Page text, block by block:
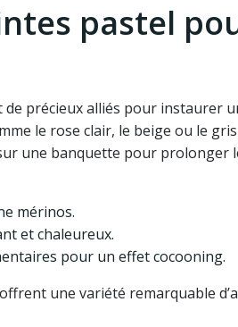
pastel
de précieux alliés pour instaurer
le rose clair, le beige ou le
une banquette pour prolonger
mérinos.
et chaleureux.
pour un effet cocooning.
offrent une variété remarquable